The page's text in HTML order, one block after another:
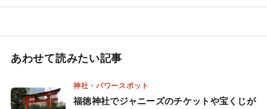
あわせて読みたい記事
神社・パワースポット
福徳神社でジャニーズのチケットや宝くじが